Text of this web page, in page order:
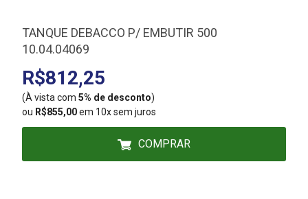
TANQUE DEBACCO P/ EMBUTIR 500
10.04.04069
R$812,25
(À vista com 5% de desconto)
ou R$855,00em 10x sem juros
COMPRAR